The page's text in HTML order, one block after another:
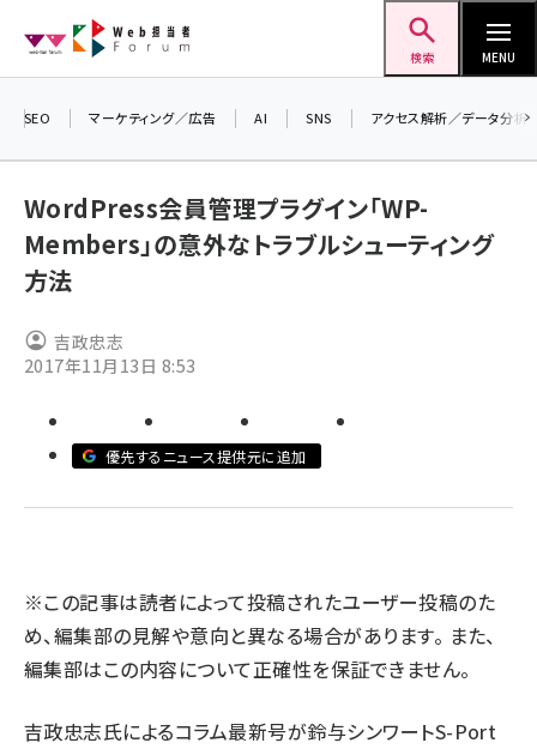
ン
検索 MENU
youtube (2425)
セミナー (2301)
SEO マーケティング／広告 AI SNS アクセス解析／データ分析
WordPress会員管理プラグイン「WP-
Members」の意外なトラブルシューティング
方法
吉政忠志
2017年11月13日 8:53
優先するニュース提供元に追加
※この記事は読者によって投稿されたユーザー投稿のた
め、編集部の見解や意向と異なる場合があります。 また、
編集部はこの内容について正確性を保証できません。
吉政忠志氏によるコラム最新号が鈴与シンワートS-Port